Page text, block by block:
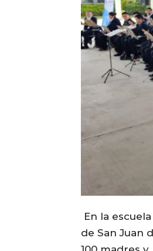
En la
de San Juan